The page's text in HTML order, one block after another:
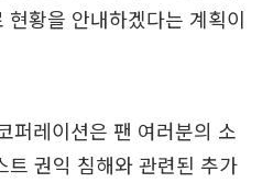
황을 안내하겠다는 계획이
퍼레이션은 팬 여러분의 소
트 권익 침해와 관련된 추가